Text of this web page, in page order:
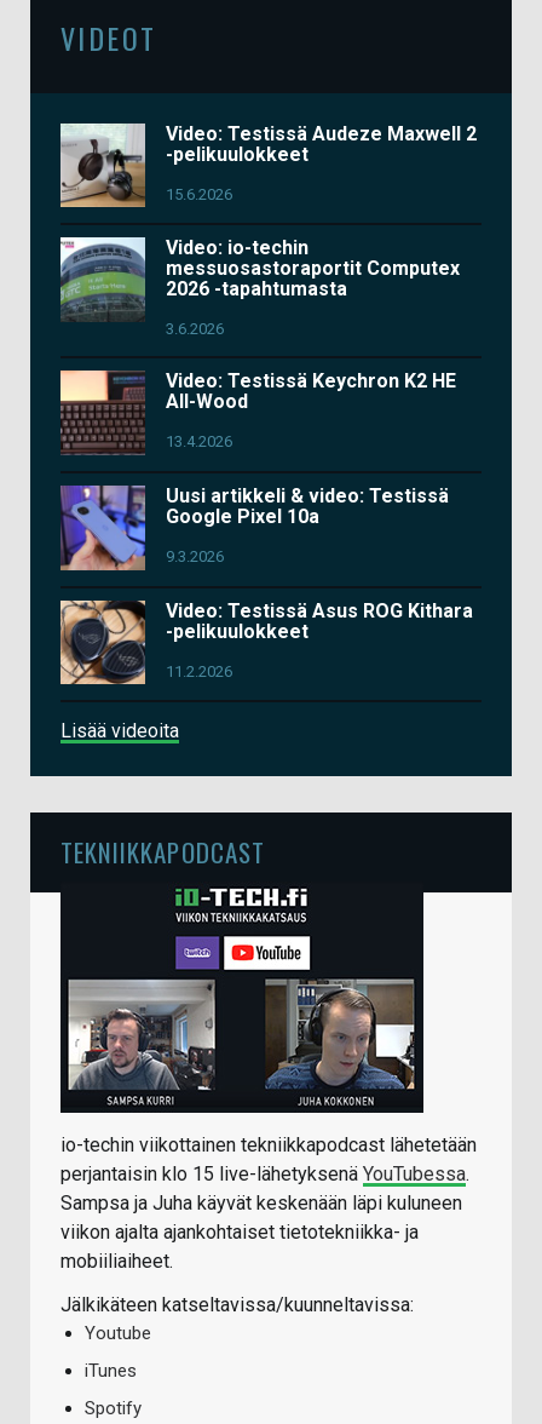
VIDEOT
Video: Testissä Audeze Maxwell 2
-pelikuulokkeet
15.6.2026
Video: io-techin
messuosastoraportit Computex
2026 -tapahtumasta
3.6.2026
Video: Testissä Keychron K2 HE
All-Wood
13.4.2026
Uusi artikkeli & video: Testissä
Google Pixel 10a
9.3.2026
Video: Testissä Asus ROG Kithara
-pelikuulokkeet
11.2.2026
Lisää videoita
TEKNIIKKAPODCAST
io-techin viikottainen tekniikkapodcast lähetetään
perjantaisin klo 15 live-lähetyksenä YouTubessa.
Sampsa ja Juha käyvät keskenään läpi kuluneen
viikon ajalta ajankohtaiset tietotekniikka- ja
mobiiliaiheet.
Jälkikäteen katseltavissa/kuunneltavissa:
Youtube
iTunes
Spotify